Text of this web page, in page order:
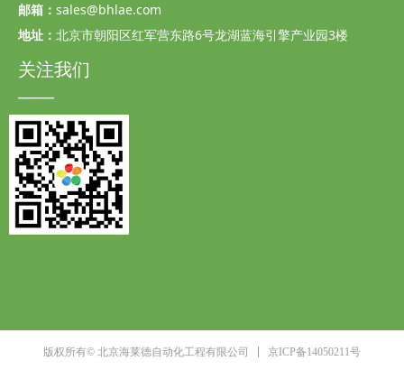
关注我们
——
邮箱： sales@bhlae.com
地址： 北京市朝阳区红军营东路6号龙湖蓝海引擎产业园3楼
版权所有© 北京海莱德自动化工程有限公司 京ICP备14050211号